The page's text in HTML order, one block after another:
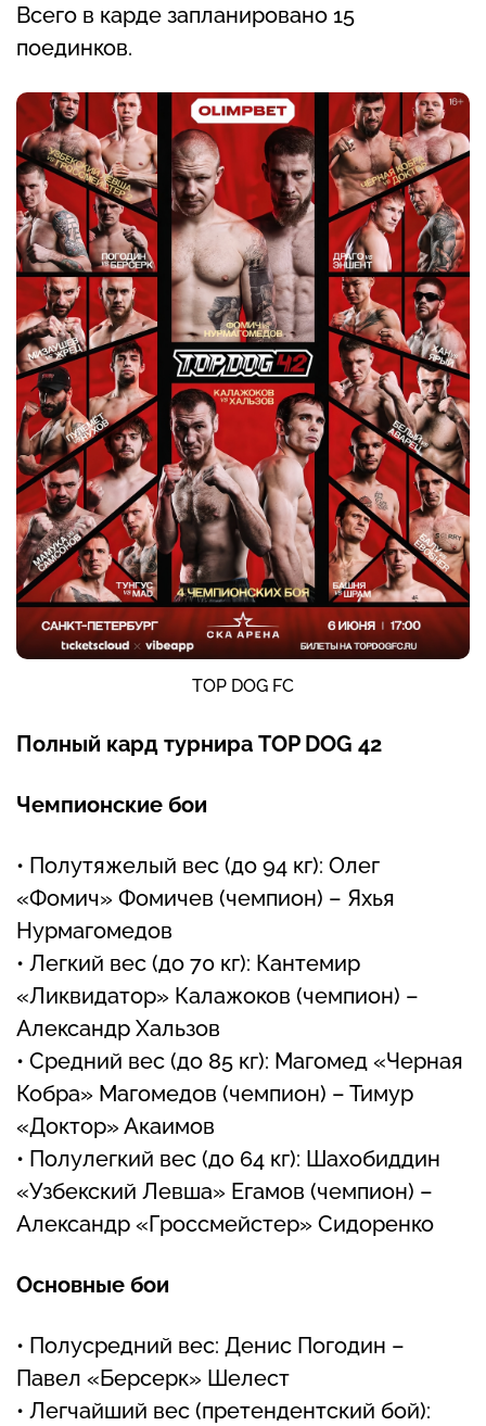
Всего в карде запланировано 15
поединков.
TOP DOG FC
Полный кард турнира TOP DOG 42
Чемпионские бои
• Полутяжелый вес (до 94 кг): Олег
«Фомич» Фомичев (чемпион) – Яхья
Нурмагомедов
• Легкий вес (до 70 кг): Кантемир
«Ликвидатор» Калажоков (чемпион) –
Александр Хальзов
• Средний вес (до 85 кг): Магомед «Черная
Кобра» Магомедов (чемпион) – Тимур
«Доктор» Акаимов
• Полулегкий вес (до 64 кг): Шахобиддин
«Узбекский Левша» Егамов (чемпион) –
Александр «Гроссмейстер» Сидоренко
Основные бои
• Полусредний вес: Денис Погодин –
Павел «Берсерк» Шелест
• Легчайший вес (претендентский бой):